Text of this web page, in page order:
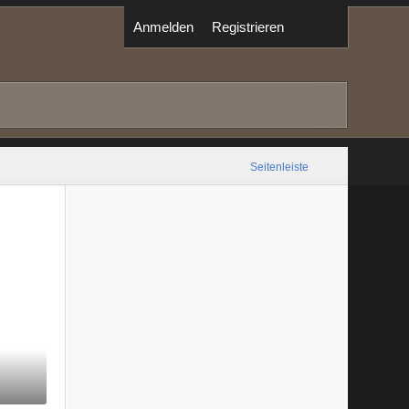
Anmelden Registrieren
Seitenleiste